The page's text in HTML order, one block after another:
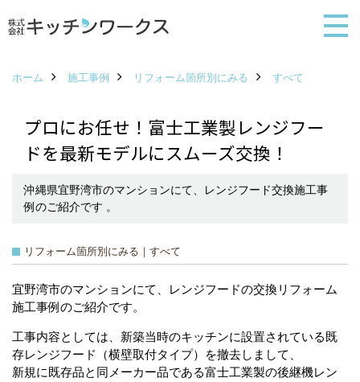
ホーム 施工事例 リフォーム箇所別にみる すべて
プロにお任せ！富士工業製レンジフー
ドを最新モデルにスムーズ交換！
沖縄県宜野湾市のマンションにて、レンジフード交換施工事
例のご紹介です 。
リフォーム箇所別にみる｜すべて
宜野湾市のマンションにて、レンジフードの交換リフォーム
施工事例のご紹介です。
工事内容としては、新築当時のキッチンに設置されている既
存レンジフード（横壁取付タイプ）を撤去しまして、
新規に既存品と同メーカー品である富士工業製の後継機レン